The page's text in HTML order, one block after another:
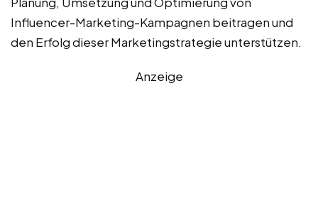
Influencer-Marketing-Kampagnen beitragen und
den Erfolg dieser Marketingstrategie unterstützen.
Anzeige